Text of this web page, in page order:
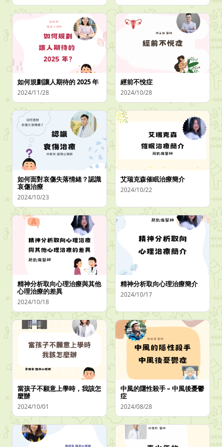
如何規劃讓人期待的 2025 年
2024/11/28
經前不悅症
2024/10/28
如何面對哀傷失落情緒？認識
哀傷治療
2024/10/23
艾瑞克森催眠治療簡介
2024/10/22
精神分析取向心理治療與其他
心理治療的差異
2024/10/18
精神分析取向心理治療簡介
2024/10/17
當孩子不願意上學時，我該怎
麼辦
2024/10/01
中風的隱性殺手 – 中風後憂鬱
症
2024/08/28